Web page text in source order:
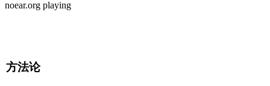
noear.org playing
方法论